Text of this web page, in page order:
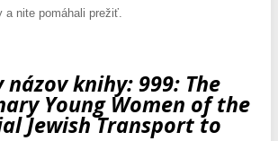
nite pomáhali prežiť.
knihy: 999: The
Young Women of the
Jewish Transport to